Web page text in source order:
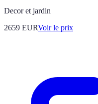
Decor et jardin
2659 EURVoir le prix